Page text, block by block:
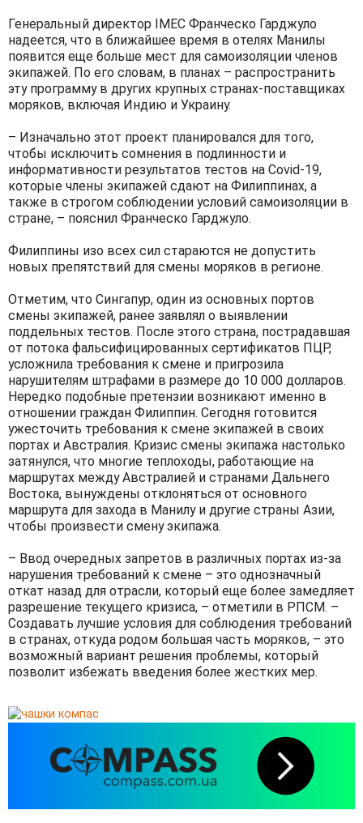
Генеральный директор IMEC Франческо Гарджуло
надеется, что в ближайшее время в отелях Манилы
появится еще больше мест для самоизоляции членов
экипажей. По его словам, в планах – распространить
эту программу в других крупных странах-поставщиках
моряков, включая Индию и Украину.
– Изначально этот проект планировался для того,
чтобы исключить сомнения в подлинности и
информативности результатов тестов на Covid-19,
которые члены экипажей сдают на Филиппинах, а
также в строгом соблюдении условий самоизоляции в
стране, – пояснил Франческо Гарджуло.
Филиппины изо всех сил стараются не допустить
новых препятствий для смены моряков в регионе.
Отметим, что Сингапур, один из основных портов
смены экипажей, ранее заявлял о выявлении
поддельных тестов. После этого страна, пострадавшая
от потока фальсифицированных сертификатов ПЦР,
усложнила требования к смене и пригрозила
нарушителям штрафами в размере до 10 000 долларов.
Нередко подобные претензии возникают именно в
отношении граждан Филиппин. Сегодня готовится
ужесточить требования к смене экипажей в своих
портах и Австралия. Кризис смены экипажа настолько
затянулся, что многие теплоходы, работающие на
маршрутах между Австралией и странами Дальнего
Востока, вынуждены отклоняться от основного
маршрута для захода в Манилу и другие страны Азии,
чтобы произвести смену экипажа.
– Ввод очередных запретов в различных портах из-за
нарушения требований к смене – это однозначный
откат назад для отрасли, который еще более замедляет
разрешение текущего кризиса, – отметили в РПСМ. –
Создавать лучшие условия для соблюдения требований
в странах, откуда родом большая часть моряков, – это
возможный вариант решения проблемы, который
позволит избежать введения более жестких мер.